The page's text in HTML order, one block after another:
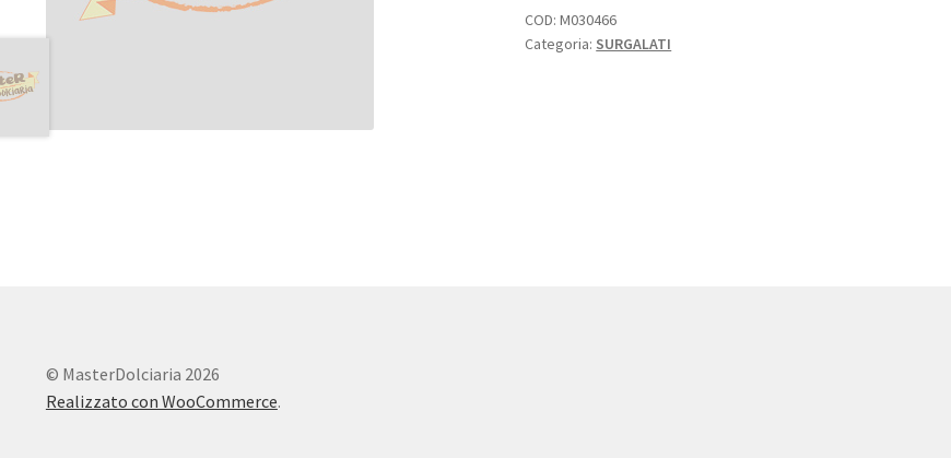
COD:M030466
Categoria: SURGALATI
© MasterDolciaria 2026
Realizzato con WooCommerce.